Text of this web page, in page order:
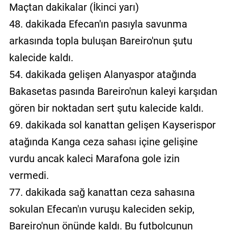
Maçtan dakikalar (İkinci yarı)
48. dakikada Efecan'ın pasıyla savunma
arkasında topla buluşan Bareiro'nun şutu
kalecide kaldı.
54. dakikada gelişen Alanyaspor atağında
Bakasetas pasında Bareiro'nun kaleyi karşıdan
gören bir noktadan sert şutu kalecide kaldı.
69. dakikada sol kanattan gelişen Kayserispor
atağında Kanga ceza sahası içine gelişine
vurdu ancak kaleci Marafona gole izin
vermedi.
77. dakikada sağ kanattan ceza sahasına
sokulan Efecan'ın vuruşu kaleciden sekip,
Bareiro'nun önünde kaldı. Bu futbolcunun